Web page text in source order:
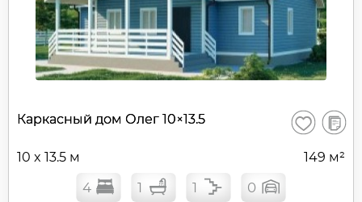
Каркасный дом Олег 10×13.5 Сохранить
В
10 x 13.5 м 149 м²
4 1 1 0